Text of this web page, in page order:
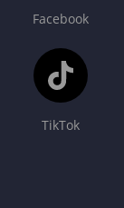
Facebook
TikTok